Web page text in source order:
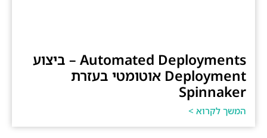
Automated Deployments – ביצוע
Deployment אוטומטי בעזרת
Spinnaker
המשך לקרוא >